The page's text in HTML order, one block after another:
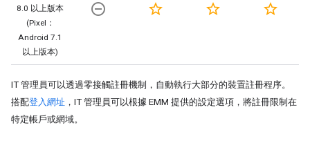
8.0 以上版本
(Pixel：
Android 7.1
以上版本)
remove_circle_outline star_border star_border star_border
IT 管理員可以透過零接觸註冊機制，自動執行大部分的裝置註冊程序。
搭配登入網址 ，IT 管理員可以根據 EMM 提供的設定選項，將註冊限制在
特定帳戶或網域。